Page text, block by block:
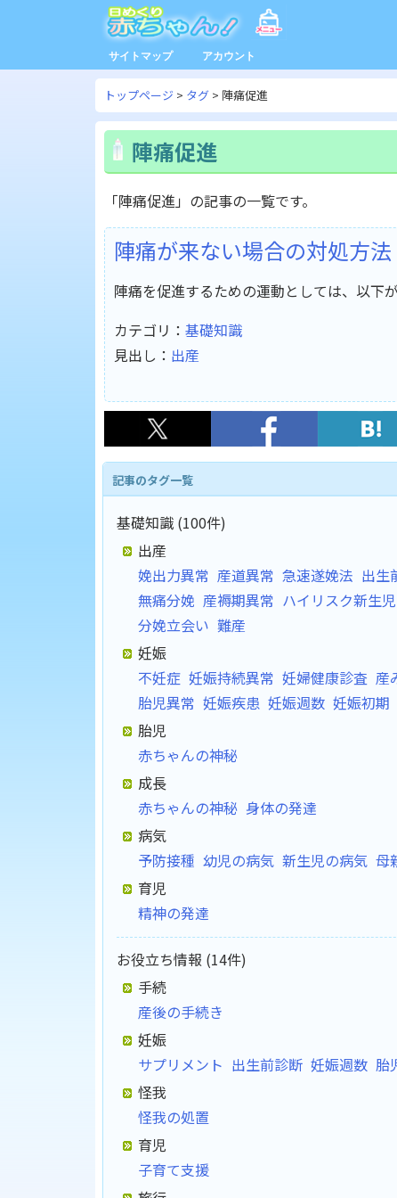
サイトマップ アカウント
トップページ タグ 陣痛促進
陣痛促進
「陣痛促進」の記事の一覧です。
陣痛が来ない場合の対処方法
陣痛を促進するための運動としては、以下
カテゴリ： 基礎知識
見出し： 出産
記事のタグ一覧
基礎知識 (100件)
出産
娩出力異常 産道異常 急速遂娩法 出生
無痛分娩 産褥期異常 ハイリスク新生児
分娩立会い 難産
妊娠
不妊症 妊娠持続異常 妊婦健康診査 産
胎児異常 妊娠疾患 妊娠週数 妊娠初期
胎児
赤ちゃんの神秘
成長
赤ちゃんの神秘 身体の発達
病気
予防接種 幼児の病気 新生児の病気 母
育児
精神の発達
お役立ち情報 (14件)
手続
産後の手続き
妊娠
サプリメント 出生前診断 妊娠週数 胎
怪我
怪我の処置
育児
子育て支援